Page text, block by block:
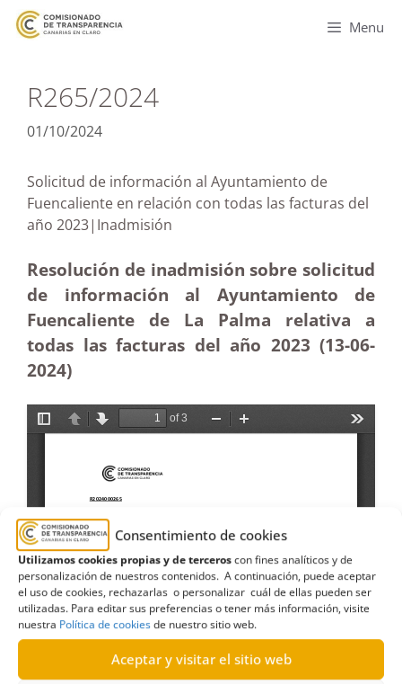
Consentimiento de cookies
Utilizamos cookies propias y de terceroscon fines analíticos y de
personalización de nuestros contenidos. A continuación, puede aceptar
el uso de cookies, rechazarlas o personalizar cuál de ellas pueden ser
utilizadas. Para editar sus preferencias o tener más información, visite
nuestra Política de cookiesde nuestro sitio web.
Aceptar y visitar el sitio web
Menu
R265/2024
01/10/2024
Solicitud de información al Ayuntamiento de
Fuencaliente en relación con todas las facturas del
año 2023|Inadmisión
Resolución de inadmisión sobre solicitud
de información al Ayuntamiento de
Fuencaliente de La Palma relativa a
todas las facturas del año 2023 (13-06-
2024)